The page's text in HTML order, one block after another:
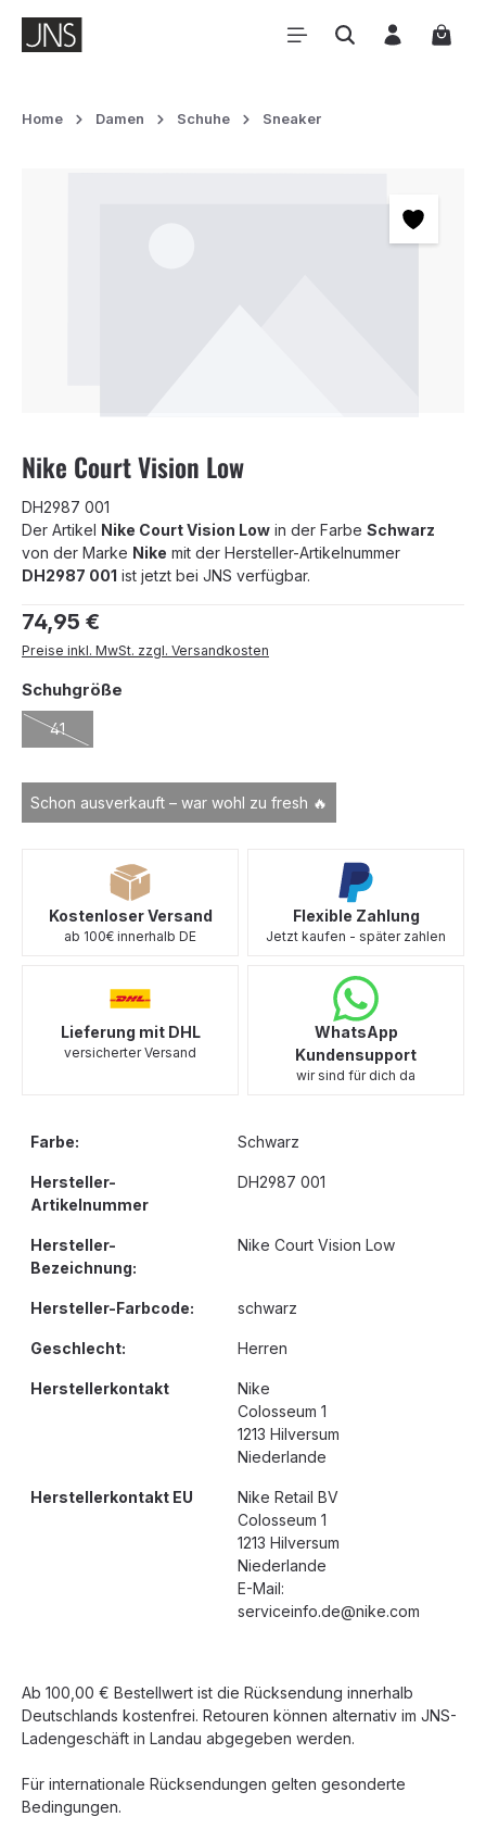
Zum Hauptinhalt springen
Home Damen Schuhe Sneaker
Nike Court Vision Low
DH2987 001
Der Artikel Nike Court Vision Low in der Farbe Schwarz
von der Marke Nike mit der Hersteller-Artikelnummer
DH2987 001 ist jetzt bei JNS verfügbar.
Regulärer Preis:
74,95 €
Preise inkl. MwSt. zzgl. Versandkosten
Schon ausverkauft – war wohl zu fresh 🔥
Schuhgröße
41
(Diese Option ist zurzeit nicht verfügbar.)
Kostenloser Versand
ab 100€ innerhalb DE
Flexible Zahlung
Jetzt kaufen - später zahlen
Lieferung mit DHL
versicherter Versand
WhatsApp
Kundensupport
wir sind für dich da
Farbe: Schwarz
Hersteller-
Artikelnummer
DH2987 001
Hersteller-
Bezeichnung:
Nike Court Vision Low
Hersteller-Farbcode: schwarz
Geschlecht: Herren
Herstellerkontakt
Nike
Colosseum 1
1213 Hilversum
Niederlande
Herstellerkontakt EU
Nike Retail BV
Colosseum 1
1213 Hilversum
Niederlande
E-Mail:
serviceinfo.de@nike.com
Ab 100,00 € Bestellwert ist die Rücksendung innerhalb
Deutschlands kostenfrei. Retouren können alternativ im JNS-
Ladengeschäft in Landau abgegeben werden.
Für internationale Rücksendungen gelten gesonderte
Bedingungen.